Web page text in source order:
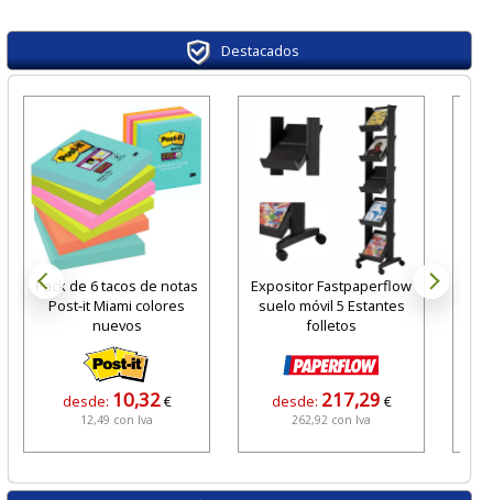
Destacados
Pack de 6 tacos de notas
Post-it Miami colores
nuevos
desde: 10,32€
12,49 con Iva
Expositor Fastpaperflow
suelo móvil 5 Estantes
folletos
desde: 217,29 €
262,92 con Iva